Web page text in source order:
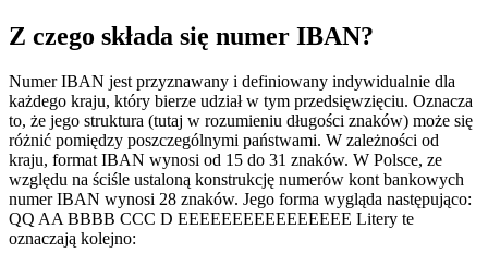
Z czego składa się numer IBAN?
Numer IBAN jest przyznawany i definiowany indywidualnie dla
każdego kraju, który bierze udział w tym przedsięwzięciu. Oznacza
to, że jego struktura (tutaj w rozumieniu długości znaków) może się
różnić pomiędzy poszczególnymi państwami. W zależności od
kraju, format IBAN wynosi od 15 do 31 znaków. W Polsce, ze
względu na ściśle ustaloną konstrukcję numerów kont bankowych
numer IBAN wynosi 28 znaków. Jego forma wygląda następująco:
QQ AA BBBB CCC D EEEEEEEEEEEEEEEE Litery te
oznaczają kolejno: